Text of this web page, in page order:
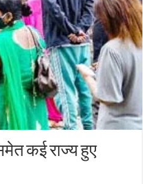
कई राज्य हुए